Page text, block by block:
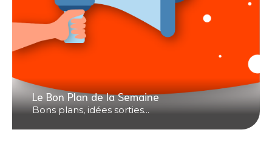
Le Bon Plan de la Semaine
Bons plans, idées sorties...